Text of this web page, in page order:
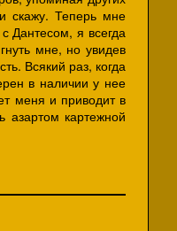
скажу. Теперь мне
Дантесом, я всегда
мне, но увидев
Всякий раз, когда
в наличии у нее
меня и приводит в
азартом картежной